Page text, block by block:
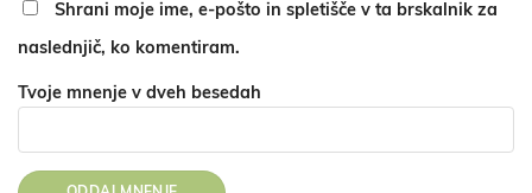
Shrani moje ime, e-pošto in spletišče v ta brskalnik za
naslednjič, ko komentiram.
Tvoje mnenje v dveh besedah